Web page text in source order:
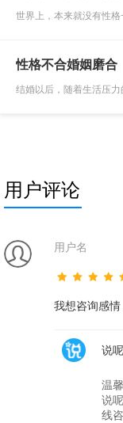
世界上，本来就没有性
以慢慢的磨合，时间
性格不合婚姻磨合
结婚以后，随着生活压
用户评论
用户名
我想咨询感
说呢
温
说
线咨